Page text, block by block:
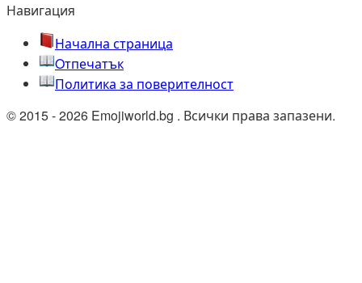
Навигация
Начална страница
Oтпечатък
Политика за поверителност
© 2015 - 2026 Emojiworld.bg . Всички права запазени.